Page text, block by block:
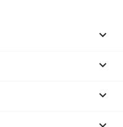

keyboard_arrow_down
